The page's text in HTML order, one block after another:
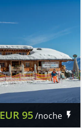
EUR95/noche